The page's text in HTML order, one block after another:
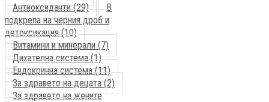
Антиоксиданти (29)
В
подкрепа на черния дроб и
детоксикация (10)
Витамини и минерали (7)
Дихателна система (1)
Ендокринна система (11)
За здравето на децата (2)
За здравето на жените